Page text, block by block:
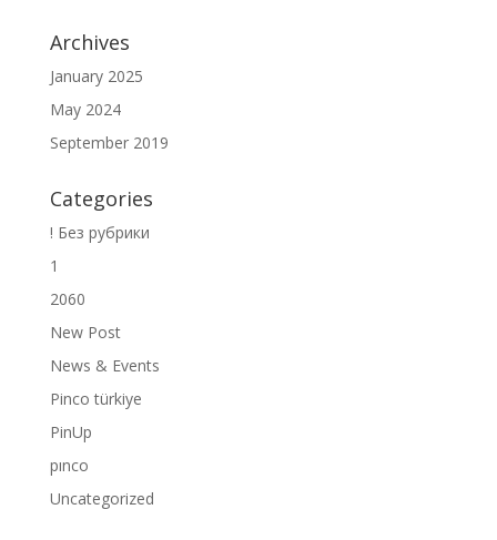
Archives
January 2025
May 2024
September 2019
Categories
! Без рубрики
1
2060
New Post
News & Events
Pinco türkiye
PinUp
pınco
Uncategorized